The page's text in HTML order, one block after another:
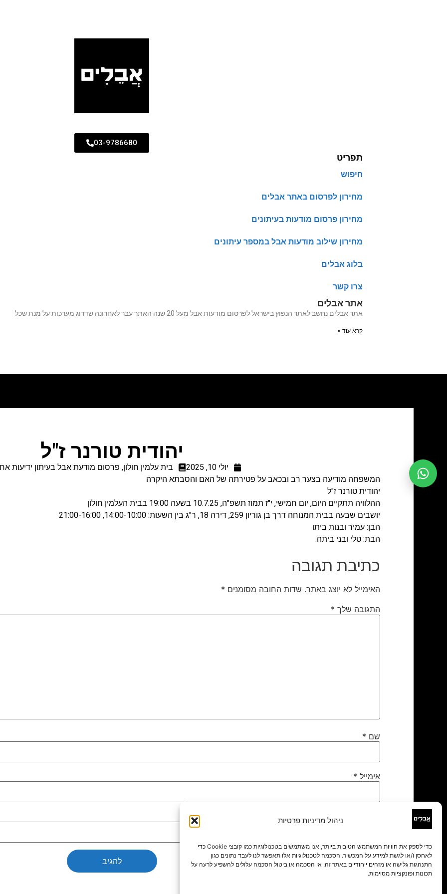
ניהול מדיניות פרטיות
כדי לספק את חוויות המשתמש הטובות ביותר, אנו משתמשים בטכנולוגיות כמו קובצי Cookie כדי
לאחסן ו/או לגשת למידע על המכשיר. הסכמה לטכנולוגיות אלו תאפשר לנו לעבד נתונים כגון
התנהגות גלישה או מזהים ייחודיים באתר זה. אי הסכמה או ביטול הסכמה עלולים להשפיע לרעה על
תכונות ופונקציות מסוימות.
03-9786680
תפריט
חיפוש
מחירון לפרסום באתר אבלים
מחירון פרסום מודעות בעיתונים
מחירון שילוב מודעות אבל במספר עיתונים
בלוג אבלים
צרו קשר
אתר אבלים
אתר אבלים נחשב לאתר הנפוץ בישראל לפרסום מודעות אבל מעל 20 שנה האתר עבר לאחרונה שדרוג מערכות על מנת שכל
קרא עוד »
יהודית טורנר ז"ל
יולי 10, 2025 בית עלמין חולון, פרסום מודעת אבל בעיתון ידיעות
המשפחה מודיעה בצער רב ובכאב על פטירתה של האם והסבתא היקרה
יהודית טורנר ז"ל
ההלוויה תתקיים היום, יום חמישי, י"ז תמוז תשפ"ה, 10.7.25 בשעה 19:00 בבית העלמין חולון
יושבים שבעה בבית המנוחה דרך בן גוריון 259, דירה 18, ר"ג
בין השעות: 14:00-10:00, 21:00-16:00
הבן: עמיר ובנות ביתו
הבת: טלי ובני ביתה.
כתיבת תגובה
האימייל לא יוצג באתר. שדות החובה מסומנים *
התגובה שלך *
שם *
אימייל *